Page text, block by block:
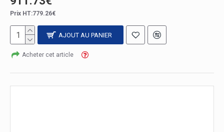
Prix HT:779.26€
AJOUT AU PANIER
Acheter cet article